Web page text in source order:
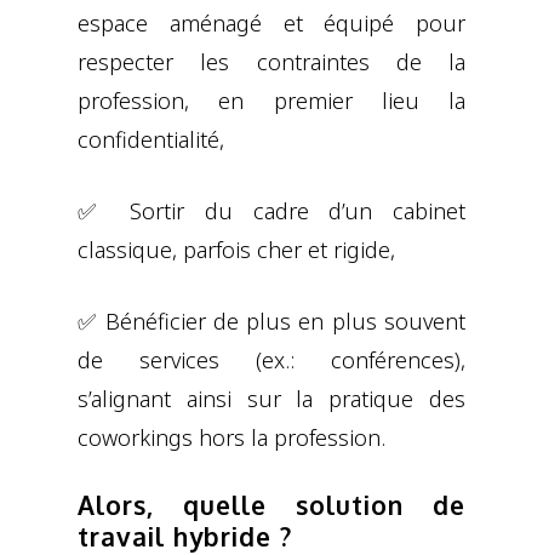
espace aménagé et équipé pour
respecter les contraintes de la
profession, en premier lieu la
confidentialité,
✅ Sortir du cadre d’un cabinet
classique, parfois cher et rigide,
✅ Bénéficier de plus en plus souvent
de services (ex.: conférences),
s’alignant ainsi sur la pratique des
coworkings hors la profession.
Alors, quelle solution de
travail hybride ?